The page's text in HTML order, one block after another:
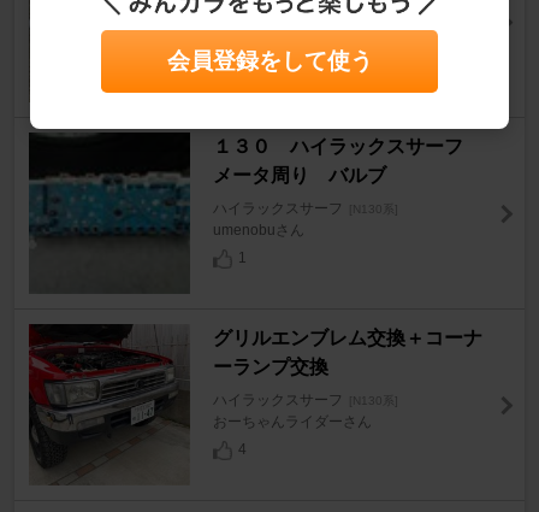
johnny@千葉さん
１３０ ハイラックスサーフ
メータ周り バルブ
ハイラックスサーフ [N130系]
umenobuさん
1
グリルエンブレム交換＋コーナ
ーランプ交換
ハイラックスサーフ [N130系]
おーちゃんライダーさん
4
会員登録をして使う